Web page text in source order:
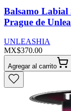
Balsamo Labial
Prague de
UNLEASHIA
MX$370.00
Agregar al carrito